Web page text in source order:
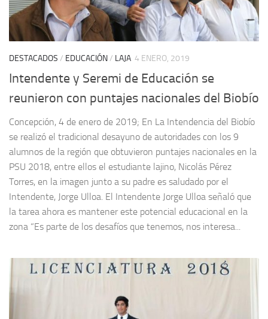
DESTACADOS / EDUCACIÓN/ LAJA 4 ENERO, 2019
Intendente y Seremi de Educación se
reunieron con puntajes nacionales del Biobío
Concepción, 4 de enero de 2019; En La Intendencia del Biobío
se realizó el tradicional desayuno de autoridades con los 9
alumnos de la región que obtuvieron puntajes nacionales en la
PSU 2018, entre ellos el estudiante lajino, Nicolás Pérez
Torres, en la imagen junto a su padre es saludado por el
Intendente, Jorge Ulloa. El Intendente Jorge Ulloa señaló que
la tarea ahora es mantener este potencial educacional en la
zona “Es parte de los desafíos que tenemos, nos interesa...